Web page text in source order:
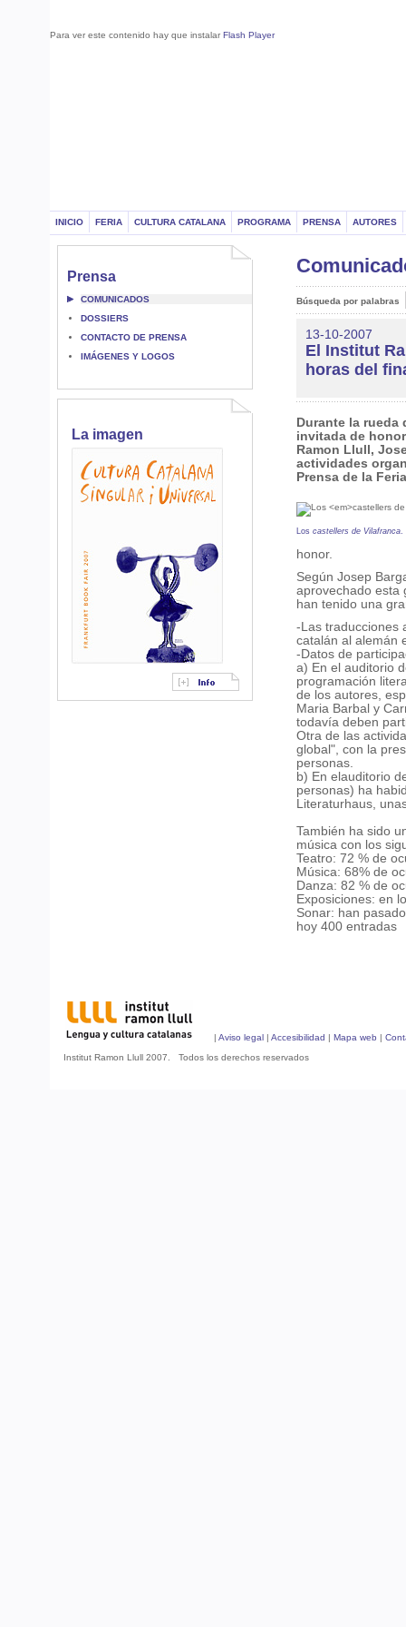
Para ver este contenido hay que instalar Flash Player
INICIO FERIA CULTURA CATALANA PROGRAMA PRENSA AUTORES
Prensa
COMUNICADOS
DOSSIERS
CONTACTO DE PRENSA
IMÁGENES Y LOGOS
La imagen
Búsqueda por palabras
13-10-2007
El Institut
horas del
Durante la
invitada de
Ramon Llull,
actividades
Prensa de la
Los castellers de Vilafranca.
honor.
Según Josep
aprovechado esta
han tenido una
-Las traducciones
catalán al alemán
-Datos de
a) En el auditorio
programación
de los autores,
Maria Barbal y
todavía deben
Otra de las
global", con la
personas.
b) En elauditorio
personas) ha
Literaturhaus,
También ha sido
música con los
Teatro: 72 % de
Música: 68% de
Danza: 82 % de
Exposiciones: en
Sonar: han
hoy 400 entradas
| Aviso legal | Accesibilidad | Mapa web |
Institut Ramon Llull 2007. Todos los derechos reservados